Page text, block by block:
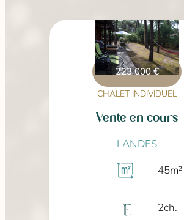
223 000 €
CHALET INDIVIDUEL
Vente en cours
LANDES
45m²
2ch.